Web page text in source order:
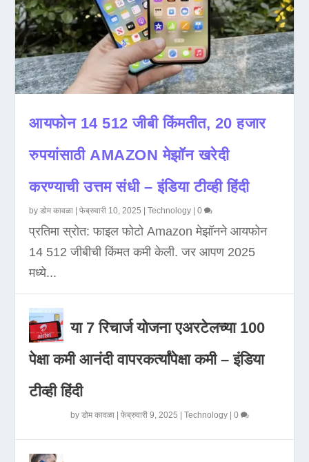
आयफोन 14 512 जीबी किंमतीत, 20 हजार
रुपयांसाठी AMAZON मेझॉन खरेदी
करण्याची उत्तम संधी – इंडिया टीव्ही हिंदी
byडोम कावळा |फेब्रुवारी 10, 2025 |Technology |0
प्रतिमा स्रोत: फाइल फोटो Amazon मेझॉनने आयफोन
14 512 जीबीची किंमत कमी केली. जर आपण 2025
मध्ये...
या 7 रिचार्ज योजना एअरटेलच्या 100
पेक्षा कमी आनंदी वापरकर्त्यांपेक्षा कमी – इंडिया
टीव्ही हिंदी
byडोम कावळा |फेब्रुवारी 9, 2025 |Technology |0